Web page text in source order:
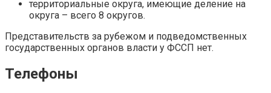
территориальные округа, имеющие деление на
округа – всего 8 округов.
Представительств за рубежом и подведомственных
государственных органов власти у ФССП нет.
Телефоны